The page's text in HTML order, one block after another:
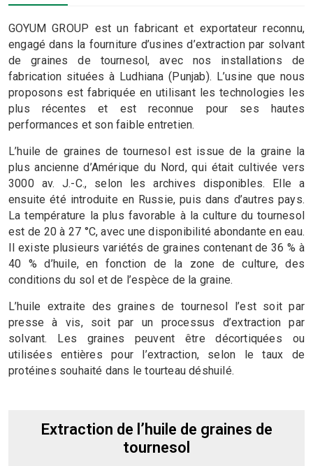
GOYUM GROUP est un fabricant et exportateur reconnu,
engagé dans la fourniture d’usines d’extraction par solvant
de graines de tournesol, avec nos installations de
fabrication situées à Ludhiana (Punjab). L’usine que nous
proposons est fabriquée en utilisant les technologies les
plus récentes et est reconnue pour ses hautes
performances et son faible entretien.
L’huile de graines de tournesol est issue de la graine la
plus ancienne d’Amérique du Nord, qui était cultivée vers
3000 av. J.-C., selon les archives disponibles. Elle a
ensuite été introduite en Russie, puis dans d’autres pays.
La température la plus favorable à la culture du tournesol
est de 20 à 27 °C, avec une disponibilité abondante en eau.
Il existe plusieurs variétés de graines contenant de 36 % à
40 % d’huile, en fonction de la zone de culture, des
conditions du sol et de l’espèce de la graine.
L’huile extraite des graines de tournesol l’est soit par
presse à vis, soit par un processus d’extraction par
solvant. Les graines peuvent être décortiquées ou
utilisées entières pour l’extraction, selon le taux de
protéines souhaité dans le tourteau déshuilé.
Extraction de l’huile de graines de
tournesol